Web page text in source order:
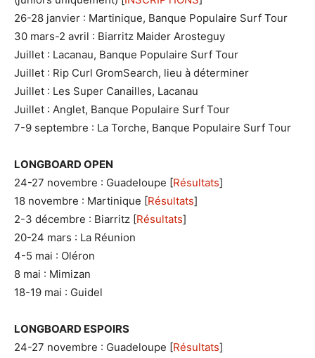
26-28 janvier : Martinique, Banque Populaire Surf Tour
30 mars-2 avril : Biarritz Maider Arosteguy
Juillet : Lacanau, Banque Populaire Surf Tour
Juillet : Rip Curl GromSearch, lieu à déterminer
Juillet : Les Super Canailles, Lacanau
Juillet : Anglet, Banque Populaire Surf Tour
7-9 septembre : La Torche, Banque Populaire Surf Tour
LONGBOARD OPEN
24-27 novembre : Guadeloupe [Résultats]
18 novembre : Martinique [Résultats]
2-3 décembre : Biarritz [Résultats]
20-24 mars : La Réunion
4-5 mai : Oléron
8 mai : Mimizan
18-19 mai : Guidel
LONGBOARD ESPOIRS
24-27 novembre : Guadeloupe [Résultats]